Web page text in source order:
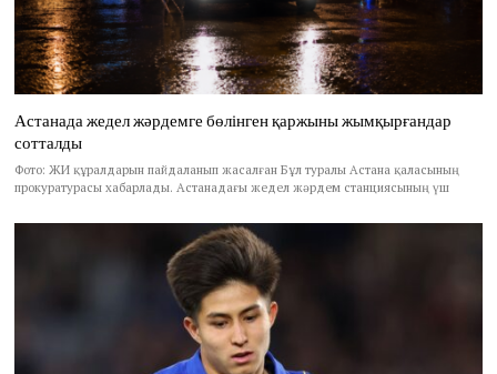
Астанада жедел жәрдемге бөлінген қаржыны жымқырғандар
сотталды
Фото: ЖИ құралдарын пайдаланып жасалған Бұл туралы Астана қаласының
прокуратурасы хабарлады. Астанадағы жедел жәрдем станциясының үш